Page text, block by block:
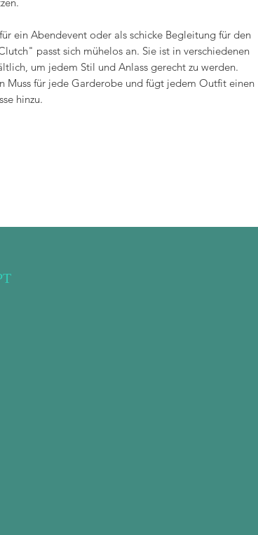
ein Abendevent oder als schicke Begleitung für den
passt sich mühelos an. Sie ist in verschiedenen
um jedem Stil und Anlass gerecht zu werden.
Muss für jede Garderobe und fügt jedem Outfit einen
hinzu.